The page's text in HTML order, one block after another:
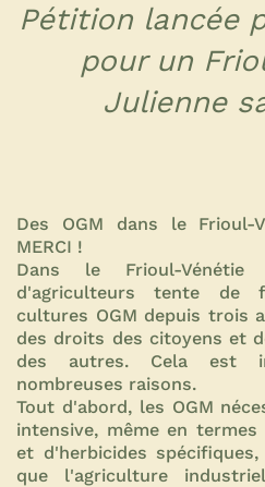
Pétition lancée
pour un
Julienne
Des OGM dans le Frioul-
MERCI !
Dans le Frioul-
d'agriculteurs tente de
cultures OGM depuis trois
des droits des citoyens et
des autres. Cela est
nombreuses raisons.
Tout d'abord, les OGM
intensive, même en
et d'herbicides
que l'agriculture